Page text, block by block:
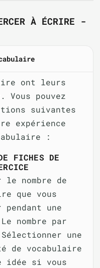
À ÉCRIRE -
ont leurs
Vous pouvez
suivantes
expérience
:
FICHES DE
le nombre de
que vous
une
nombre par
une
de vocabulaire
idée si vous